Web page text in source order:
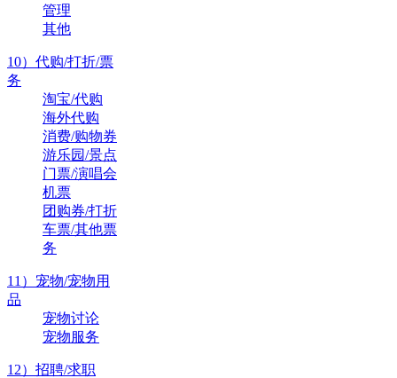
管理
其他
10）代购/打折/票
务
淘宝/代购
海外代购
消费/购物券
游乐园/景点
门票/演唱会
机票
团购券/打折
车票/其他票
务
11）宠物/宠物用
品
宠物讨论
宠物服务
12）招聘/求职